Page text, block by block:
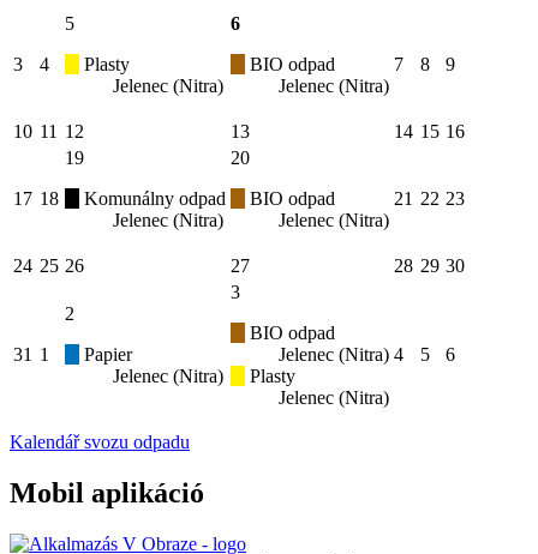
3 4
5
Plasty
Jelenec (Nitra)
6
BIO odpad
Jelenec (Nitra)
7 8 9
10 11 12 13 14 15 16
17 18
19
Komunálny odpad
Jelenec (Nitra)
20
BIO odpad
Jelenec (Nitra)
21 22 23
24 25 26 27 28 29 30
31 1
2
Papier
Jelenec (Nitra)
3
BIO odpad
Jelenec (Nitra)
Plasty
Jelenec (Nitra)
4 5 6
Kalendář svozu odpadu
Mobil aplikáció